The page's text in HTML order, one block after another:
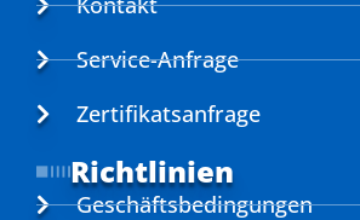
Service-Anfrage
Zertifikatsanfrage
Richtlinien
Geschäftsbedingungen